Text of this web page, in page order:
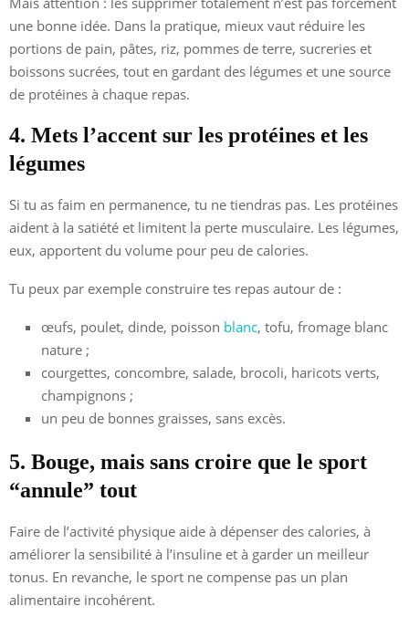
une bonne idée. Dans la pratique, mieux vaut réduire les
portions de pain, pâtes, riz, pommes de terre, sucreries et
boissons sucrées, tout en gardant des légumes et une source
de protéines à chaque repas.
4. Mets l’accent sur les protéines et les
légumes
Si tu as faim en permanence, tu ne tiendras pas. Les protéines
aident à la satiété et limitent la perte musculaire. Les légumes,
eux, apportent du volume pour peu de calories.
Tu peux par exemple construire tes repas autour de :
œufs, poulet, dinde, poisson blanc, tofu, fromage blanc
nature ;
courgettes, concombre, salade, brocoli, haricots verts,
champignons ;
un peu de bonnes graisses, sans excès.
5. Bouge, mais sans croire que le sport
“annule” tout
Faire de l’activité physique aide à dépenser des calories, à
améliorer la sensibilité à l’insuline et à garder un meilleur
tonus. En revanche, le sport ne compense pas un plan
alimentaire incohérent.